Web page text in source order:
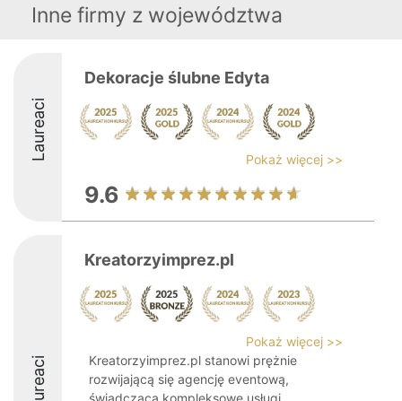
Inne firmy z województwa
Laureaci
Dekoracje ślubne Edyta
Pokaż więcej >>
9.6
Laureaci
Kreatorzyimprez.pl
Pokaż więcej >>
Kreatorzyimprez.pl stanowi prężnie
rozwijającą się agencję eventową,
świadczącą kompleksowe usługi